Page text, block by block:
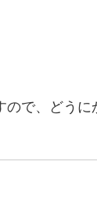
で、どうに